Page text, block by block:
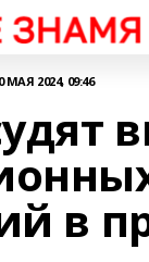
МАЯ 2024, 09:46
в